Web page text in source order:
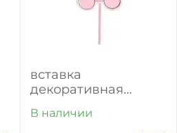
вставка
декоративная
(розовый)
В наличии